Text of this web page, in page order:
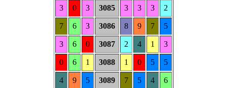
3 0 3 3085 3 3 3 2
7 6 3 3086 8 9 7 5
3 6 0 3087 2 4 1 3
0 6 1 3088 1 0 5 5
4 9 5 3089 7 5 4 6